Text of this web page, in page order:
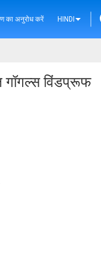
का अनुरोध करें HINDI
गॉगल्स विंडप्रूफ